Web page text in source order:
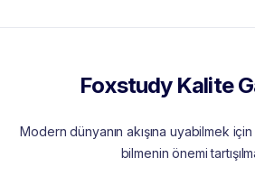
Foxstudy Kalite
Modern dünyanın akışına uyabilmek
bilmenin önemi